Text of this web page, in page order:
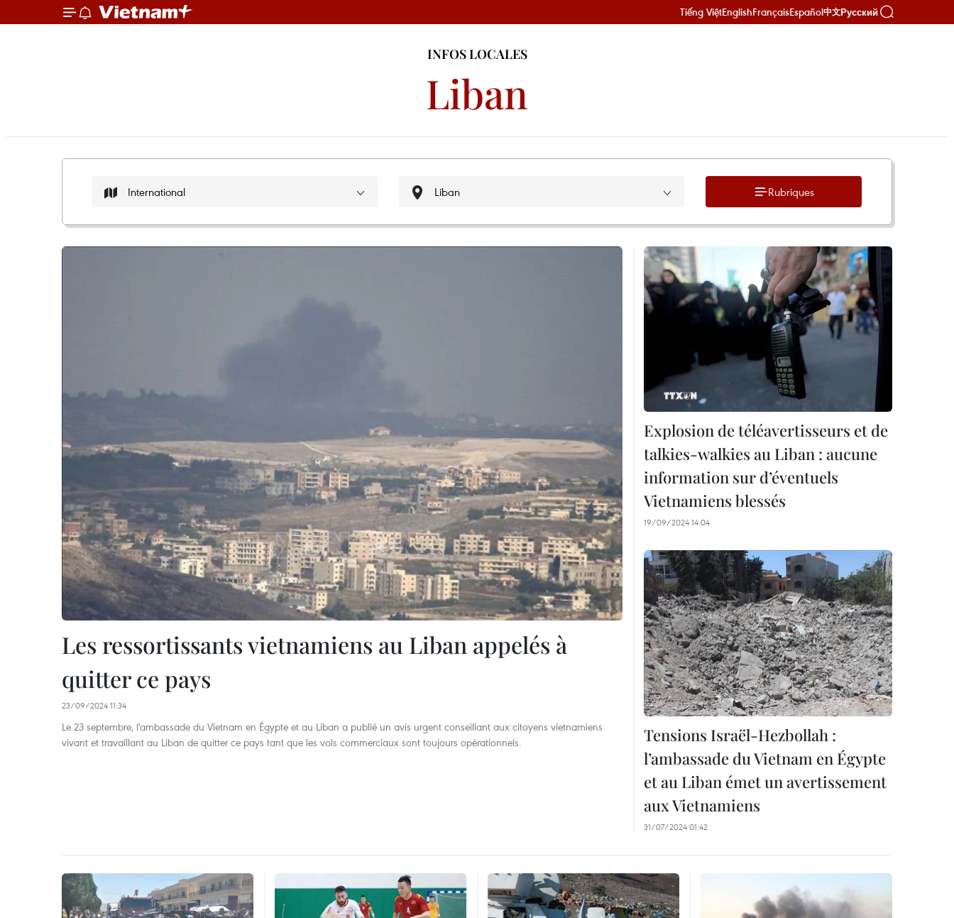
Tiếng ViệtEnglishFrançaisEspañol中文Русский
INFOS LOCALES
Liban
Rubriques
Les ressortissants vietnamiens au Liban appelés à
quitter ce pays
23/09/2024 11:34
Le 23 septembre, l'ambassade du Vietnam en Égypte et au Liban a publié un avis urgent conseillant aux citoyens vietnamiens
vivant et travaillant au Liban de quitter ce pays tant que les vols commerciaux sont toujours opérationnels.
Explosion de téléavertisseurs et de
talkies-walkies au Liban : aucune
information sur d’éventuels
Vietnamiens blessés
19/09/2024 14:04
Tensions Israël-Hezbollah :
l’ambassade du Vietnam en Égypte
et au Liban émet un avertissement
aux Vietnamiens
31/07/2024 01:42